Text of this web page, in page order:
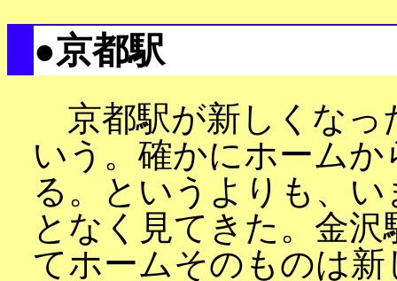
●京都駅
京都駅が新しくなっ
いう。確かにホーム
る。というよりも、
となく見てきた。金
てホームそのものは